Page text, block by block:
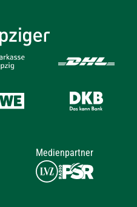
Medienpartner